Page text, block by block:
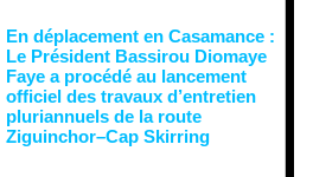
En déplacement en Casamance :
Le Président Bassirou Diomaye
Faye a procédé au lancement
officiel des travaux d’entretien
pluriannuels de la route
Ziguinchor–Cap Skirring